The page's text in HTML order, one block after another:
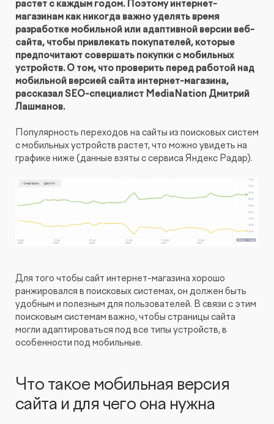
UX-тестирование интернет-магазинов, сайтов
и приложений с респондентами
Глубинные интервью с аудиторией
Создание AI-креативов
Правовой аудит сайта
Оптимизация скорости загрузки сайта
Видеопродакшн
КОНТАКТЫ БЛОГ
ПРЕДЛОЖЕНИЕ ДЛЯ
БЕЛАРУСИ
СЛОВАРЬ ТЕРМИНОВ
РЕФЕРАЛЬНАЯ ПРОГРАММА
растет с каждым годом. Поэтому интернет-
магазинам как никогда важно уделять время
разработке мобильной или адаптивной версии веб-
сайта, чтобы привлекать покупателей, которые
предпочитают совершать покупки с мобильных
устройств. О том, что проверить перед работой над
мобильной версией сайта интернет-магазина,
рассказал SEO-специалист MediaNation Дмитрий
Лашманов.
Популярность переходов на сайты из поисковых систем
с мобильных устройств растет, что можно увидеть на
графике ниже (данные взяты с сервиса Яндекс Радар).
Для того чтобы сайт интернет-магазина хорошо
ранжировался в поисковых системах, он должен быть
удобным и полезным для пользователей. В связи с этим
поисковым системам важно, чтобы страницы сайта
могли адаптироваться под все типы устройств, в
особенности под мобильные.
Что такое мобильная версия
сайта и для чего она нужна